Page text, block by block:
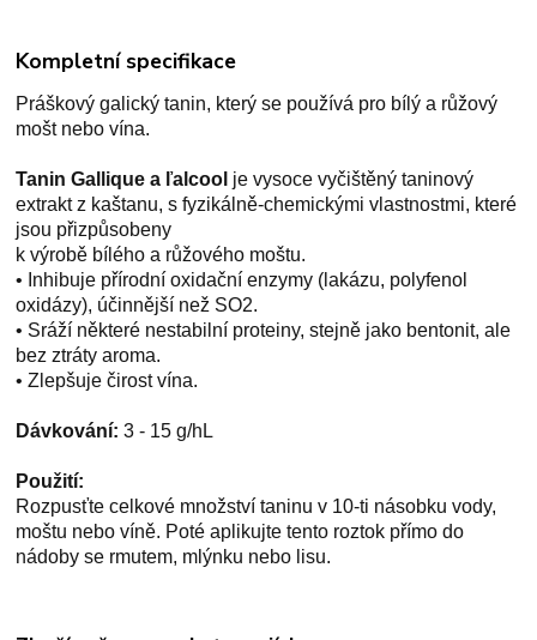
Kompletní specifikace
Práškový galický tanin, který se používá pro bílý a růžový
mošt nebo vína.
Tanin Galliquea ľalcool je vysoce vyčištěný taninový
extrakt z kaštanu, s fyzikálně-chemickými vlastnostmi, které
jsou přizpůsobeny
k výrobě bílého a růžového moštu.
• Inhibuje přírodní oxidační enzymy (lakázu, polyfenol
oxidázy), účinnější než SO2.
• Sráží některé nestabilní proteiny, stejně jako bentonit, ale
bez ztráty aroma.
• Zlepšuje čirost vína.
Dávkování: 3 - 15 g/hL
Použití:
Rozpusťte celkové množství taninu v 10-ti násobku vody,
moštu nebo víně. Poté aplikujte tento roztok přímo do
nádoby se rmutem, mlýnku nebo lisu.